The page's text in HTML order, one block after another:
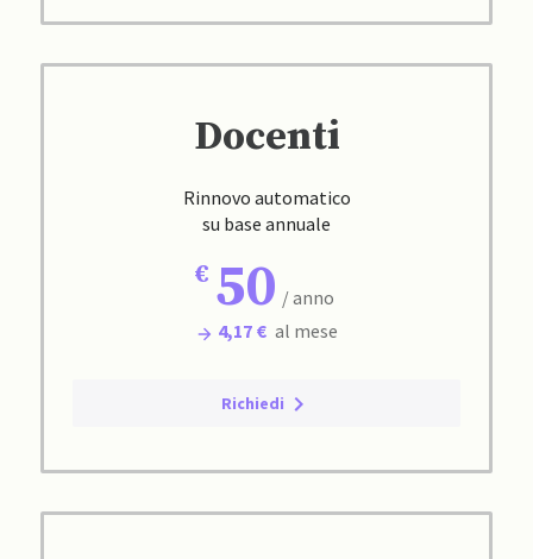
Docenti
Rinnovo automatico
su base annuale
50 / anno
4,17 € al mese
Richiedi